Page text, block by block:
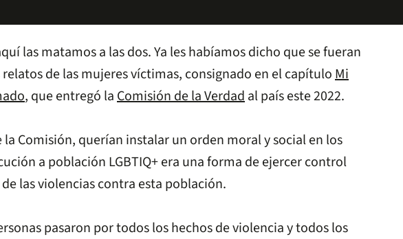
las matamos a las dos. Ya les habíamos dicho que se fueran
de las mujeres víctimas, consignado en el capítuloMi
, que entregó laComisión de la Verdadal país este 2022.
Comisión, querían instalar un orden moral y social en los
a población LGBTIQ+ era una forma de ejercer control
las violencias contra esta población.
pasaron por todos los hechos de violencia y todos los